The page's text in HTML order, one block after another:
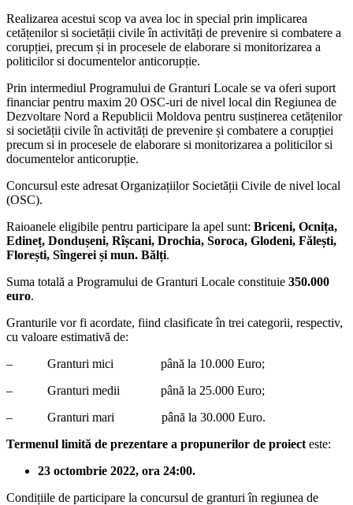
Realizarea acestui scop va avea loc in special prin implicarea
cetățenilor si societății civile în activități de prevenire si combatere a
corupției, precum și in procesele de elaborare si monitorizarea a
politicilor si documentelor anticorupție.
Prin intermediul Programului de Granturi Locale se va oferi suport
financiar pentru maxim 20 OSC-uri de nivel local din Regiunea de
Dezvoltare Nord a Republicii Moldova pentru susținerea cetățenilor
si societății civile în activități de prevenire și combatere a corupției
precum si in procesele de elaborare si monitorizarea a politicilor si
documentelor anticorupție.
Concursul este adresat Organizațiilor Societății Civile de nivel local
(OSC).
Raioanele eligibile pentru participare la apel sunt: Briceni, Ocnița,
Edineț, Dondușeni, Rîșcani, Drochia, Soroca, Glodeni, Fălești,
Florești, Sîngerei și mun. Bălți.
Suma totală a Programului de Granturi Locale constituie 350.000
euro.
Granturile vor fi acordate, fiind clasificate în trei categorii, respectiv,
cu valoare estimativă de:
– Granturi mici până la 10.000 Euro;
– Granturi medii până la 25.000 Euro;
– Granturi mari până la 30.000 Euro.
Termenul limită de prezentare a propunerilor de proiect este:
23 octombrie 2022, ora 24:00.
Condițiile de participare la concursul de granturi în regiunea de